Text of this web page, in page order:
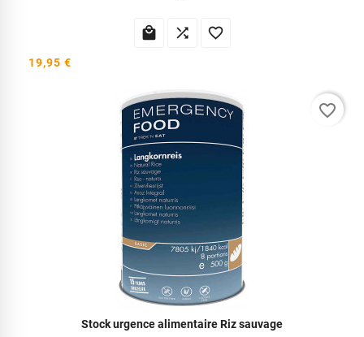
  
19,95 €
Stock urgence alimentaire Riz sauvage
favorite_border